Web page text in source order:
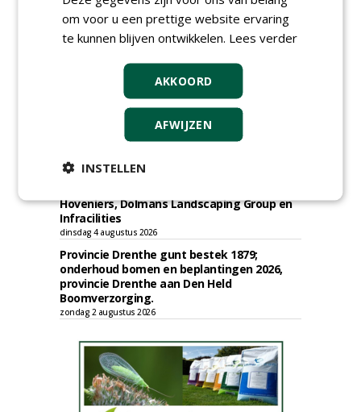
Gemeente Tilburg gunt ecologische
verbindingszone Zwaluwenbunders en
boslandschap Rugdijk aan Van Helvoirt
vrijdag 7 augustus 2026
Gemeente Eindhoven gunt groot
onderhoud ''Stedelijk bos'' binnen de
bebouwingscontour houtkap aan
Boomrooierij Weijtmans.
Academisch Ziekenhuis Maastricht gunt
Hoveniers, Dolmans Landscaping Group en
Infracilities
dinsdag 4 augustus 2026
Provincie Drenthe gunt bestek 1879;
onderhoud bomen en beplantingen 2026,
provincie Drenthe aan Den Held
Boomverzorging.
zondag 2 augustus 2026
om voor u een prettige website ervaring
te kunnen blijven ontwikkelen. Lees verder
AKKOORD
AFWIJZEN
INSTELLEN